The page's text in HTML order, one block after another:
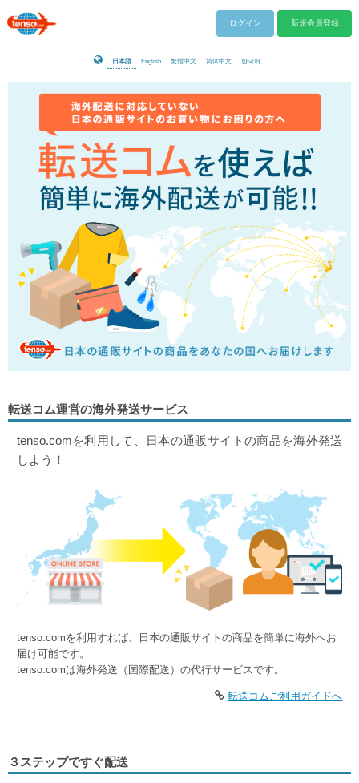
ログイン 新規会員登録
日本語 English 繁體中文 简体中文 한국어
転送コム運営の海外発送サービス
tenso.comを利用して、日本の通販サイトの商品を海外発送
しよう！
tenso.comを利用すれば、日本の通販サイトの商品を簡単に海外へお
届け可能です。
tenso.comは海外発送（国際配送）の代行サービスです。
転送コムご利用ガイドへ
３ステップですぐ配送